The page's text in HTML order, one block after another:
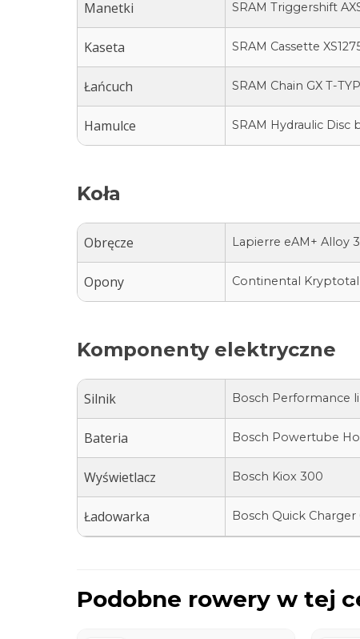
Manetki SRAM Triggershift
Kaseta SRAM Cassette
Łańcuch SRAM Chain GX T-
Hamulce SRAM Hydraulic Disc
Koła
Obręcze Lapierre eAM+ Alloy
Opony Continental
Komponenty elektryczne
Silnik Bosch Performance
Bateria Bosch Powertube
Wyświetlacz Bosch Kiox 300
Ładowarka Bosch Quick Charger
Podobne rowery w tej